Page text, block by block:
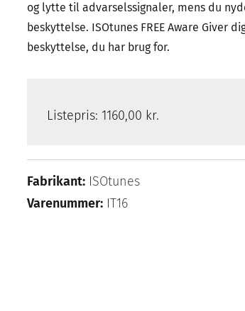
og lytte til advarselssignaler, mens du
beskyttelse. ISOtunes FREE Aware Giver
beskyttelse, du har brug for.
Listepris: 1160,00 kr.
Fabrikant: ISOtunes
Varenummer: IT16